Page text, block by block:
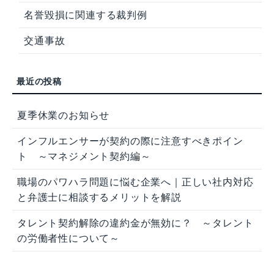
名誉毀損に関連する裁判例
交通事故
夏季休業のお知らせ
インフルエンサーが契約の際に注意すべきポイン
ト ～マネジメント契約編～
職場のパワハラ問題に悩む企業へ｜正しい社内対応
と弁護士に相談するメリットを解説
タレント契約解除の違約金が無効に？ ～タレント
の労働者性について～